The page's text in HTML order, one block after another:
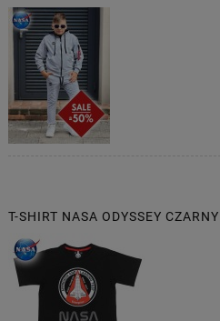
T-SHIRT NASA ODYSSEY